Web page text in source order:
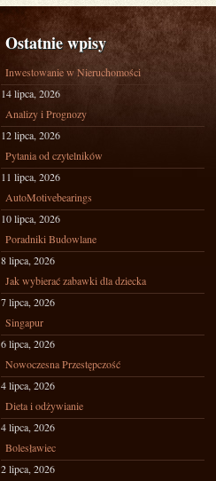
Ostatnie wpisy
Inwestowanie w Nieruchomości
14 lipca, 2026
Analizy i Prognozy
12 lipca, 2026
Pytania od czytelników
11 lipca, 2026
AutoMotivebearings
10 lipca, 2026
Poradniki Budowlane
8 lipca, 2026
Jak wybierać zabawki dla dziecka
7 lipca, 2026
Singapur
6 lipca, 2026
Nowoczesna Przestępczość
4 lipca, 2026
Dieta i odżywianie
4 lipca, 2026
Bolesławiec
2 lipca, 2026